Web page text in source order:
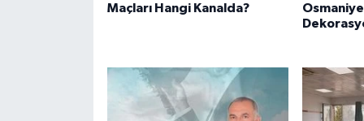
Maçları Hangi Kanalda?